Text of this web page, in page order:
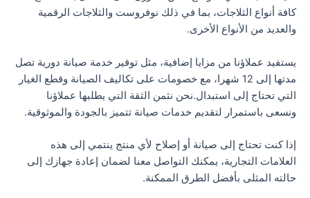
كافة أنواع الثلاجات، بما في ذلك نوفروست والثلاجات الرقمية
والعديد من الأنواع الأخرى.
يستفيد عملاؤنا من مزايا إضافية، مثل توفير خدمة صيانة دورية تصل
مدتها إلى 12 شهرا، مع خصومات على تكاليف الصيانة وقطع الغيار
التي تحتاج إلى استبدال.نحن نثمن الثقة التي يطلبها عملاؤنا
ونسعى باستمرار لتقديم خدمات صيانة تتميز بالجودة والموثوقية.
إذا كنت تحتاج إلى صيانة أو إصلاح لأي منتج ينتمي إلى هذه
العلامات التجارية، يمكنك التواصل معنا لضمان إعادة جهازك إلى
حالته المثلى بأفضل الطرق الممكنة.